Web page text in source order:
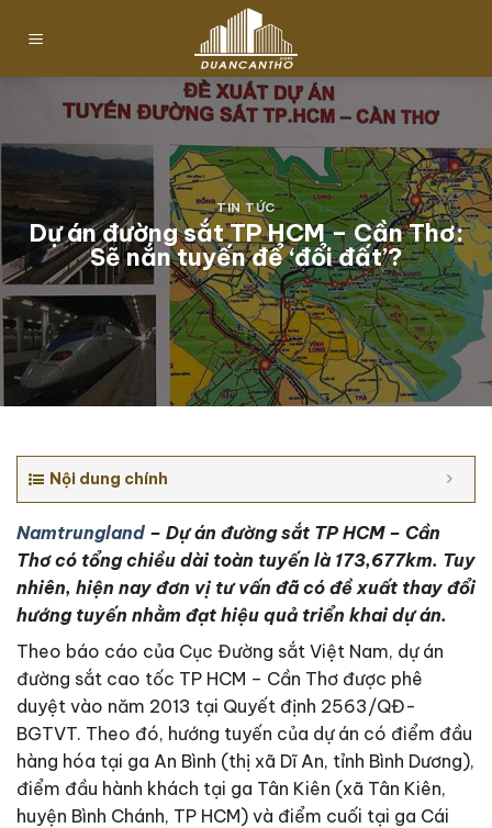
đến
TIN TỨC
Dự án đường sắt TP HCM – Cần Thơ:
Sẽ nắn tuyến để ‘đổi đất’?
Nội dung chính
Namtrungland – Dự án đường sắt TP HCM – Cần
Thơ có tổng chiều dài toàn tuyến là 173,677km. Tuy
nhiên, hiện nay đơn vị tư vấn đã có đề xuất thay đổi
hướng tuyến nhằm đạt hiệu quả triển khai dự án.
Theo báo cáo của Cục Đường sắt Việt Nam, dự án
đường sắt cao tốc TP HCM – Cần Thơ được phê
duyệt vào năm 2013 tại Quyết định 2563/QĐ-
BGTVT. Theo đó, hướng tuyến của dự án có điểm đầu
hàng hóa tại ga An Bình (thị xã Dĩ An, tỉnh Bình Dương),
điểm đầu hành khách tại ga Tân Kiên (xã Tân Kiên,
huyện Bình Chánh, TP HCM) và điểm cuối tại ga Cái